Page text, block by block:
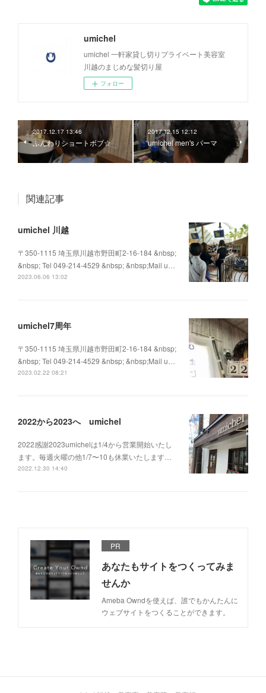
umichel
umichel 一軒家貸し切りプライベート美容室
川越のまじめな髪切り屋
フォロー
2017.12.17 13:46
ふんわりショートボブ☆
2017.12.15 12:12
umichel men's パーマ
関連記事
umichel 川越
〒350-1115 埼玉県川越市野田町2-16-184 &nbsp;
&nbsp; Tel 049-214-4529 &nbsp; &nbsp;Mail u…
2023.06.06 13:02
umichel7周年
〒350-1115 埼玉県川越市野田町2-16-184 &nbsp;
&nbsp; Tel 049-214-4529 &nbsp; &nbsp;Mail u…
2023.02.22 08:21
2022から2023へ umichel
2022感謝2023umichelは1/4から営業開始いたし
ます。毎週火曜の他1/7〜10も休業いたします…
2022.12.30 14:40
PR
あなたもサイトをつくってみま
せんか
Ameba Owndを使えば、誰でもかんたんに
ウェブサイトをつくることができます。